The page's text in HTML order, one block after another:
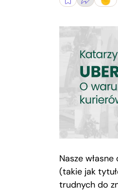
Nasze
(takie jak
trudnych do